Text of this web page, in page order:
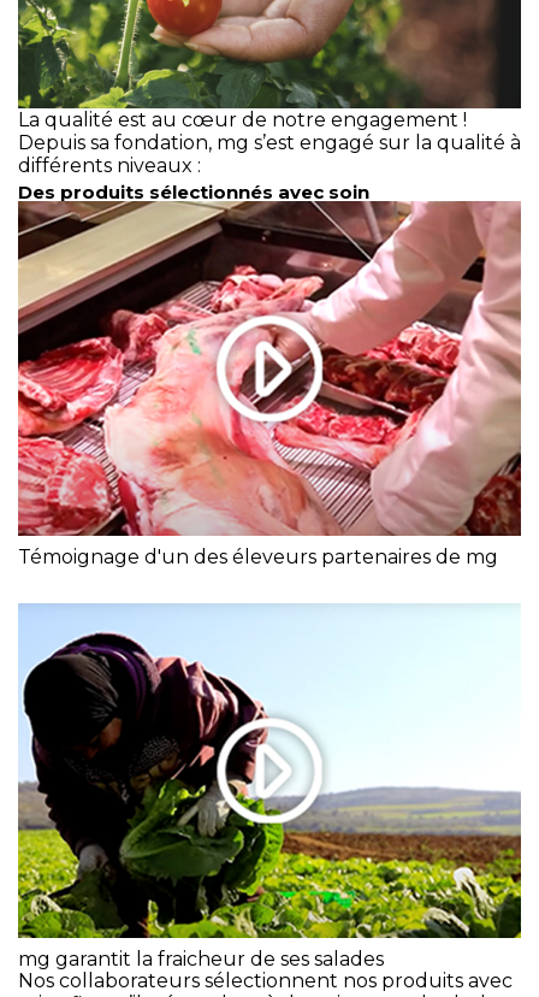
La qualité est au cœur de notre engagement !
Depuis sa fondation, mg s’est engagé sur la qualité à
différents niveaux :
Des produits sélectionnés avec soin
Témoignage d'un des éleveurs partenaires de mg
mg garantit la fraicheur de ses salades
Nos collaborateurs sélectionnent nos produits avec